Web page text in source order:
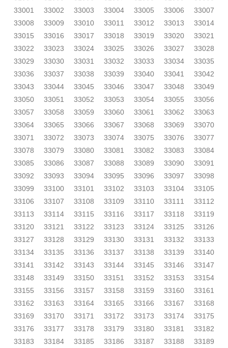
33001
33002 33003 33004 33005 33006
33007
33008
33009 33010 33011 33012 33013
33014
33015
33016 33017 33018 33019 33020
33021
33022
33023 33024 33025 33026 33027
33028
33029
33030 33031 33032 33033 33034
33035
33036
33037 33038 33039 33040 33041
33042
33043
33044 33045 33046 33047 33048
33049
33050
33051 33052 33053 33054 33055
33056
33057
33058 33059 33060 33061 33062
33063
33064
33065 33066 33067 33068 33069
33070
33071
33072 33073 33074 33075 33076
33077
33078
33079 33080 33081 33082 33083
33084
33085
33086 33087 33088 33089 33090
33091
33092
33093 33094 33095 33096 33097
33098
33099
33100 33101 33102 33103 33104
33105
33106
33107 33108 33109 33110 33111
33112
33113
33114 33115 33116 33117 33118
33119
33120
33121 33122 33123 33124 33125
33126
33127
33128 33129 33130 33131 33132
33133
33134
33135 33136 33137 33138 33139
33140
33141
33142 33143 33144 33145 33146
33147
33148
33149 33150 33151 33152 33153
33154
33155
33156 33157 33158 33159 33160
33161
33162
33163 33164 33165 33166 33167
33168
33169
33170 33171 33172 33173 33174
33175
33176
33177 33178 33179 33180 33181
33182
33183
33184 33185 33186 33187 33188
33189